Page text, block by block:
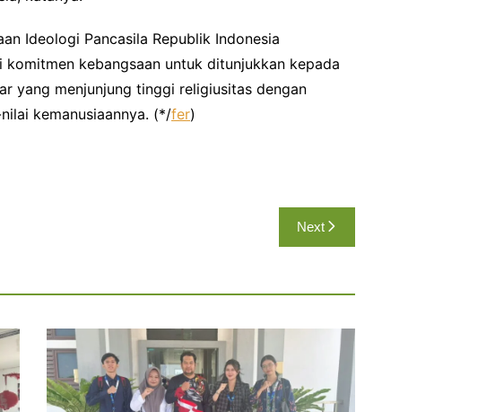
Ideologi Pancasila Republik Indonesia
kebangsaan untuk ditunjukkan kepada
yang menjunjung tinggi religiusitas dengan
kemanusiaannya. (*/fer)
Next